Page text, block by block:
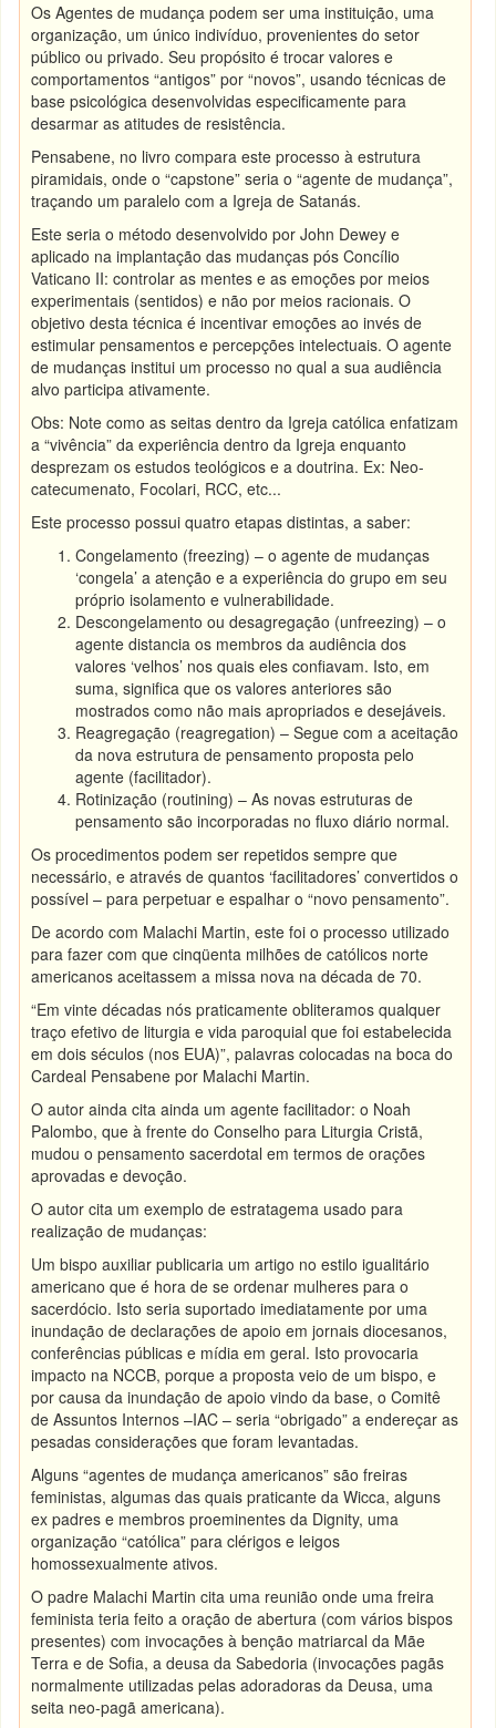
Os Agentes de mudança podem ser uma instituição, uma
organização, um único indivíduo, provenientes do setor
público ou privado. Seu propósito é trocar valores e
comportamentos “antigos” por “novos”, usando técnicas de
base psicológica desenvolvidas especificamente para
desarmar as atitudes de resistência.
Pensabene, no livro compara este processo à estrutura
piramidais, onde o “capstone” seria o “agente de mudança”,
traçando um paralelo com a Igreja de Satanás.
Este seria o método desenvolvido por John Dewey e
aplicado na implantação das mudanças pós Concílio
Vaticano II: controlar as mentes e as emoções por meios
experimentais (sentidos) e não por meios racionais. O
objetivo desta técnica é incentivar emoções ao invés de
estimular pensamentos e percepções intelectuais. O agente
de mudanças institui um processo no qual a sua audiência
alvo participa ativamente.
Obs: Note como as seitas dentro da Igreja católica enfatizam
a “vivência” da experiência dentro da Igreja enquanto
desprezam os estudos teológicos e a doutrina. Ex: Neo-
catecumenato, Focolari, RCC, etc...
Este processo possui quatro etapas distintas, a saber:
Congelamento (freezing) – o agente de mudanças
‘congela’ a atenção e a experiência do grupo em seu
próprio isolamento e vulnerabilidade.
Descongelamento ou desagregação (unfreezing) – o
agente distancia os membros da audiência dos
valores ‘velhos’ nos quais eles confiavam. Isto, em
suma, significa que os valores anteriores são
mostrados como não mais apropriados e desejáveis.
Reagregação (reagregation) – Segue com a aceitação
da nova estrutura de pensamento proposta pelo
agente (facilitador).
Rotinização (routining) – As novas estruturas de
pensamento são incorporadas no fluxo diário normal.
Os procedimentos podem ser repetidos sempre que
necessário, e através de quantos ‘facilitadores’ convertidos o
possível – para perpetuar e espalhar o “novo pensamento”.
De acordo com Malachi Martin, este foi o processo utilizado
para fazer com que cinqüenta milhões de católicos norte
americanos aceitassem a missa nova na década de 70.
“Em vinte décadas nós praticamente obliteramos qualquer
traço efetivo de liturgia e vida paroquial que foi estabelecida
em dois séculos (nos EUA)”, palavras colocadas na boca do
Cardeal Pensabene por Malachi Martin.
O autor ainda cita ainda um agente facilitador: o Noah
Palombo, que à frente do Conselho para Liturgia Cristã,
mudou o pensamento sacerdotal em termos de orações
aprovadas e devoção.
O autor cita um exemplo de estratagema usado para
realização de mudanças:
Um bispo auxiliar publicaria um artigo no estilo igualitário
americano que é hora de se ordenar mulheres para o
sacerdócio. Isto seria suportado imediatamente por uma
inundação de declarações de apoio em jornais diocesanos,
conferências públicas e mídia em geral. Isto provocaria
impacto na NCCB, porque a proposta veio de um bispo, e
por causa da inundação de apoio vindo da base, o Comitê
de Assuntos Internos –IAC – seria “obrigado” a endereçar as
pesadas considerações que foram levantadas.
Alguns “agentes de mudança americanos” são freiras
feministas, algumas das quais praticante da Wicca, alguns
ex padres e membros proeminentes da Dignity, uma
organização “católica” para clérigos e leigos
homossexualmente ativos.
O padre Malachi Martin cita uma reunião onde uma freira
feminista teria feito a oração de abertura (com vários bispos
presentes) com invocações à benção matriarcal da Mãe
Terra e de Sofia, a deusa da Sabedoria (invocações pagãs
normalmente utilizadas pelas adoradoras da Deusa, uma
seita neo-pagã americana).